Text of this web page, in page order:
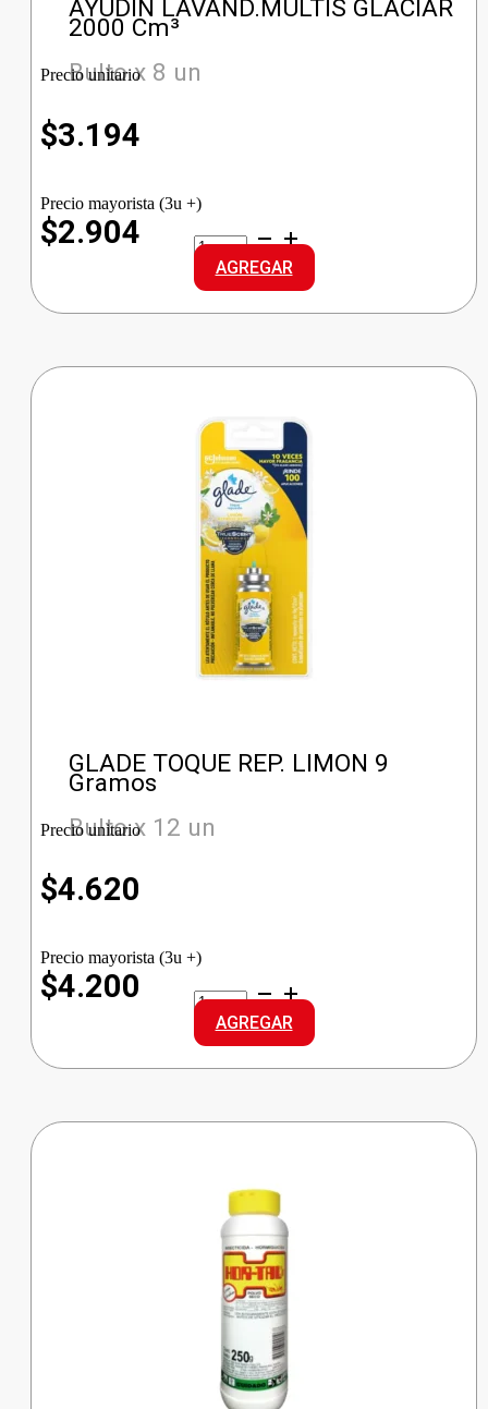
AYUDIN LAVAND.MULTIS GLACIAR
2000 Cm³
Bulto x 8 un
Precio unitario
$3.194
Precio mayorista (3u +)
$2.904
AYUDIN
LAVAND.MULTIS
GLACIAR
cantidad
AGREGAR
GLADE TOQUE REP. LIMON 9
Gramos
Bulto x 12 un
Precio unitario
$4.620
Precio mayorista (3u +)
$4.200
GLADE
TOQUE
REP.
LIMON
cantidad
AGREGAR